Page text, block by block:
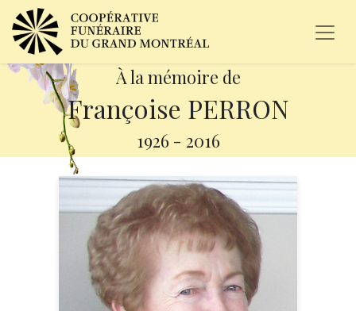
À la mémoire de
Françoise PERRON
1926 - 2016